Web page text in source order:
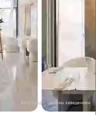
Фото предоставлены заведением